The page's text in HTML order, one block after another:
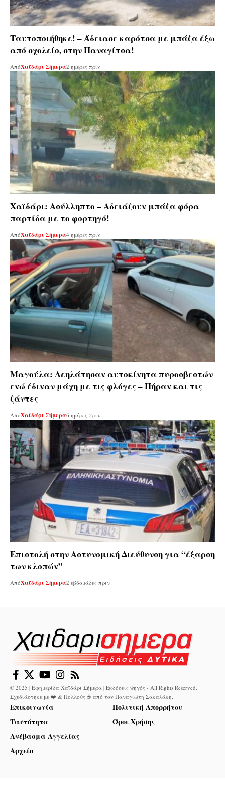
Ταυτοποιήθηκε! – Άδειασε καρότσα με μπάζα έξω
από σχολείο, στην Παναγίτσα!
ΑπόΧαϊδάρι Σήμερα2 ημέρες πριν
Χαϊδάρι: Ασύλληπτο – Αδειάζουν μπάζα φόρα
παρτίδα με το φορτηγό!
ΑπόΧαϊδάρι Σήμερα4 ημέρες πριν
Μαγούλα: Λεηλάτησαν αυτοκίνητα πυροσβεστών
ενώ έδιναν μάχη με τις φλόγες – Πήραν και τις
ζάντες
ΑπόΧαϊδάρι Σήμερα6 ημέρες πριν
Επιστολή στην Αστυνομική Διεύθυνση για “έξαρση
των κλοπών”
ΑπόΧαϊδάρι Σήμερα2 εβδομάδες πριν
© 2025 | Εφημερίδα Χαϊδάρι Σήμερα | Εκδόσεις Φηγός - All Rights Reserved.
Σχεδιάστηκε με ❤️ & Πολλούς ☕ από τον Παναγιώτη Σακαλάκη
Επικοινωνία
Ταυτότητα
Ανέβασμα Αγγελίας
Αρχείο
Πολιτική Απορρήτου
Όροι Χρήσης